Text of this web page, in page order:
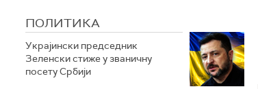
ПОЛИТИКА
Украјински председник
Зеленски стиже у званичну
посету Србији